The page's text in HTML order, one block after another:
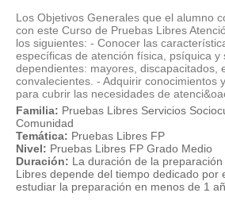
Los Objetivos Generales que el alumno
con este Curso de Pruebas Libres
los siguientes: - Conocer las
específicas de atención física, psíquica y
dependientes: mayores, discapacitados,
convalecientes. - Adquirir conocimientos
para cubrir las necesidades de
Familia: Pruebas Libres Servicios
Comunidad
Temática: Pruebas Libres FP
Nivel: Pruebas Libres FP Grado Medio
Duración: La duración de la
Libres depende del tiempo dedicado por
estudiar la preparación en menos de 1